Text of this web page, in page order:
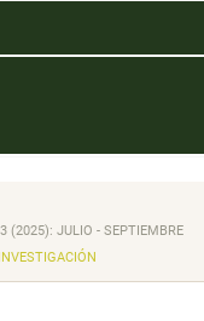
(2025): JULIO - SEPTIEMBRE